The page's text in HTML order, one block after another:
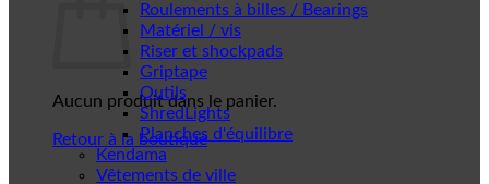
Aucun produit dans le panier.
Retour à la boutique
Roulements à billes / Bearings
Matériel / vis
Riser et shockpads
Griptape
Outils
ShredLights
Planches d'équilibre
Kendama
Vêtements de ville